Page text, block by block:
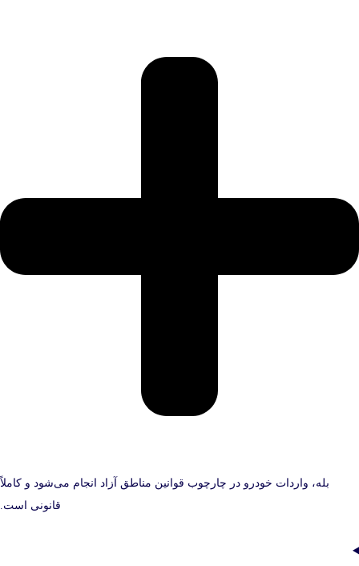
بله، واردات خودرو در چارچوب قوانین مناطق آزاد انجام می‌شود و کاملاً
قانونی است.